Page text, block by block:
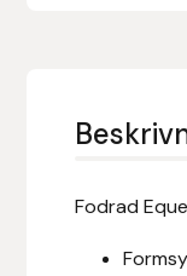
Fodrad
Equipage
Eskadron